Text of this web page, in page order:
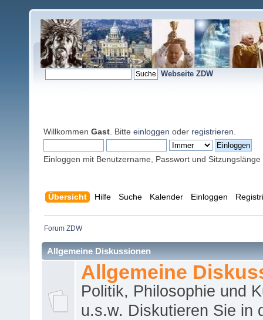
Webseite ZDW
Willkommen Gast . Bitte einloggen oder registrieren
Einloggen mit Benutzername, Passwort und Sitzungslänge
Übersicht Hilfe Suche Kalender Einloggen
Forum ZDW
Allgemeine Diskussionen
Allgemeine
Politik, Philosophie und
u.s.w. Diskutieren Sie in